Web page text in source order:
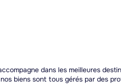
dans les meilleures
biens sont tous gérés par des